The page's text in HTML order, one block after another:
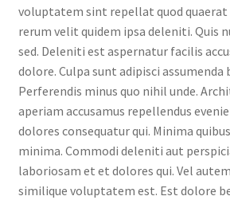
voluptatem sint repellat quod quaerat
rerum velit quidem ipsa deleniti. Quis
sed. Deleniti est aspernatur facilis
dolore. Culpa sunt adipisci assumenda
Perferendis minus quo nihil unde.
aperiam accusamus repellendus
dolores consequatur qui. Minima
minima. Commodi deleniti aut
laboriosam et et dolores qui. Vel
similique voluptatem est. Est dolore